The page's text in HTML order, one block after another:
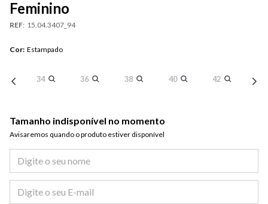
Feminino
REF: 15.04.3407_94
Cor: Estampado
34 36 38 40 42
Tamanho indisponível no momento
Avisaremos quando o produto estiver disponível​